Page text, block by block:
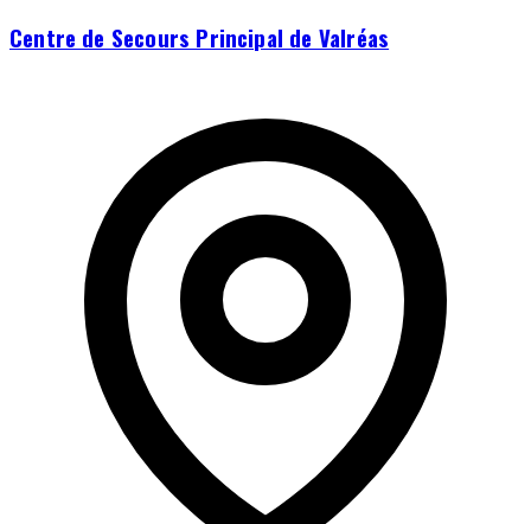
Centre de Secours Principal de Valréas